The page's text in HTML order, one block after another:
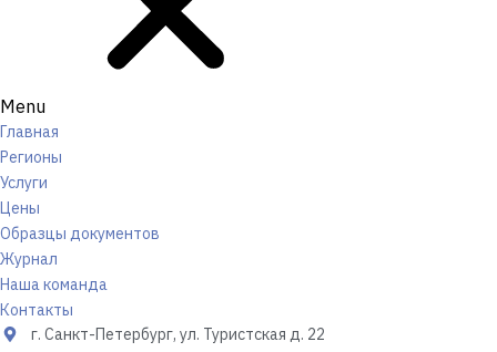
Menu
Главная
Регионы
Услуги
Цены
Образцы документов
Журнал
Наша команда
Контакты
г. Санкт-Петербург, ул. Туристская д. 22